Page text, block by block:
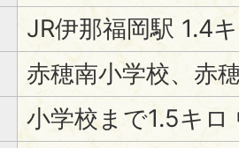
JR伊那福岡駅 1.4
赤穂南小学校、赤
小学校まで1.5キ